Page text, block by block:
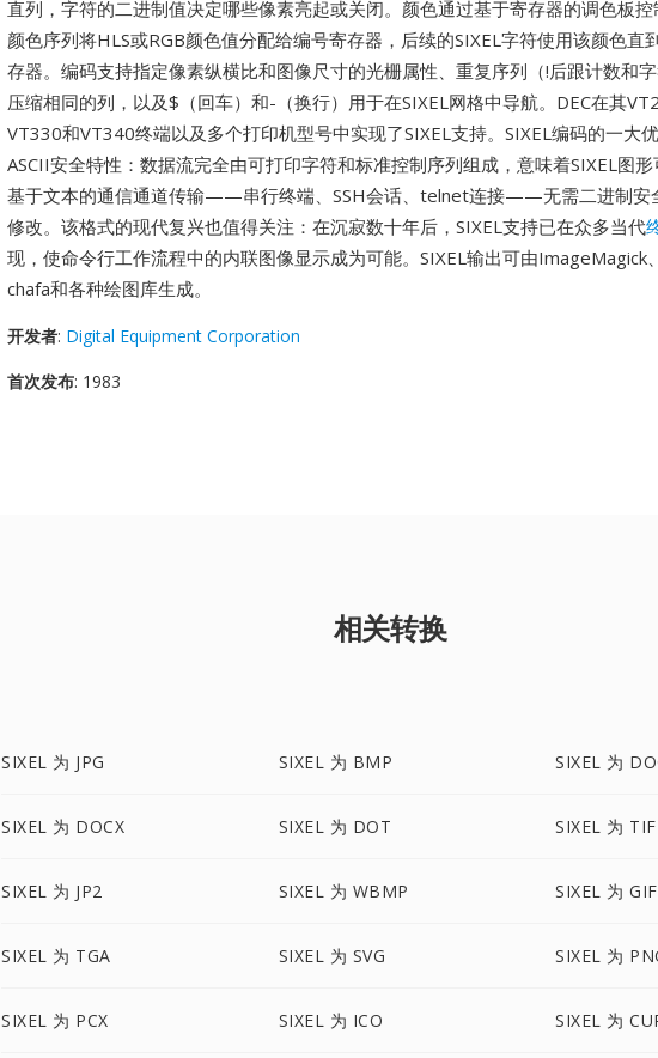
直列，字符的二进制值决定哪些像素亮起或关闭。颜色通过基于寄存器的调色板
颜色序列将HLS或RGB颜色值分配给编号寄存器，后续的SIXEL字符使用该颜色直
存器。编码支持指定像素纵横比和图像尺寸的光栅属性、重复序列（!后跟计数和
压缩相同的列，以及$（回车）和-（换行）用于在SIXEL网格中导航。DEC在其
VT330和VT340终端以及多个打印机型号中实现了SIXEL支持。SIXEL编码的一大
ASCII安全特性：数据流完全由可打印字符和标准控制序列组成，意味着SIXEL图
基于文本的通信通道传输——串行终端、SSH会话、telnet连接——无需二进制安
修改。该格式的现代复兴也值得关注：在沉寂数十年后，SIXEL支持已在众多当代
现，使命令行工作流程中的内联图像显示成为可能。SIXEL输出可由ImageMagick
chafa和各种绘图库生成。
开发者: Digital Equipment Corporation
首次发布: 1983
相关转换
SIXEL 为 JPG SIXEL 为 BMP SIXEL 为
SIXEL 为 DOCX SIXEL 为 DOT SIXEL 为
SIXEL 为 JP2 SIXEL 为 WBMP SIXEL 为 GIF
SIXEL 为 TGA SIXEL 为 SVG SIXEL 为
SIXEL 为 PCX SIXEL 为 ICO SIXEL 为